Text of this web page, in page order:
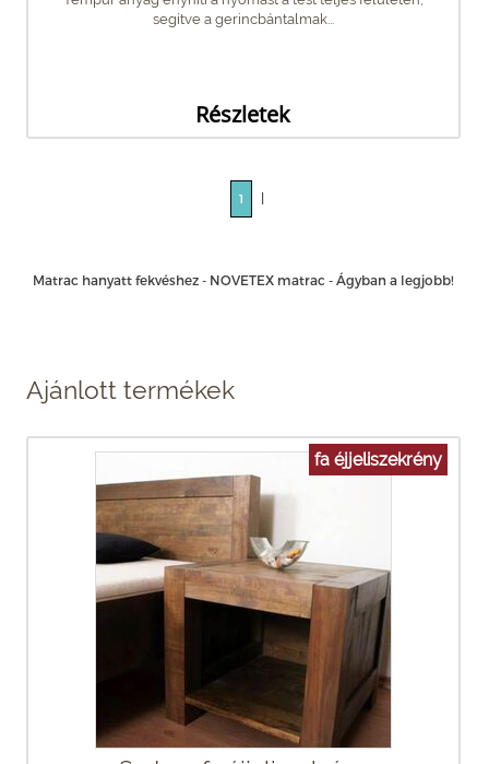
segítve a gerincbántalmak...
Részletek
1
Matrac hanyatt fekvéshez - NOVETEX matrac - Ágyban a legjobb!
Ajánlott termékek
fa éjjeliszekrény